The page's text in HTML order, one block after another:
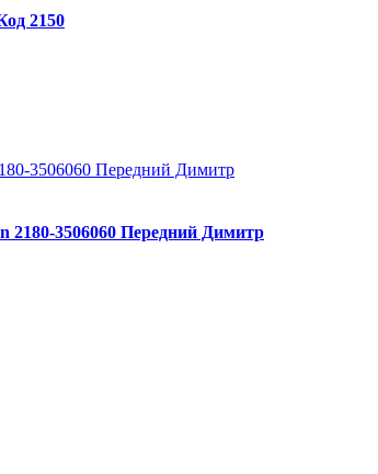
2150
3506060 Передний Димитр